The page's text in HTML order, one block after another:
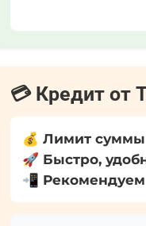
💳 Кредит от
💰 Лимит суммы
🚀 Быстро,
📲